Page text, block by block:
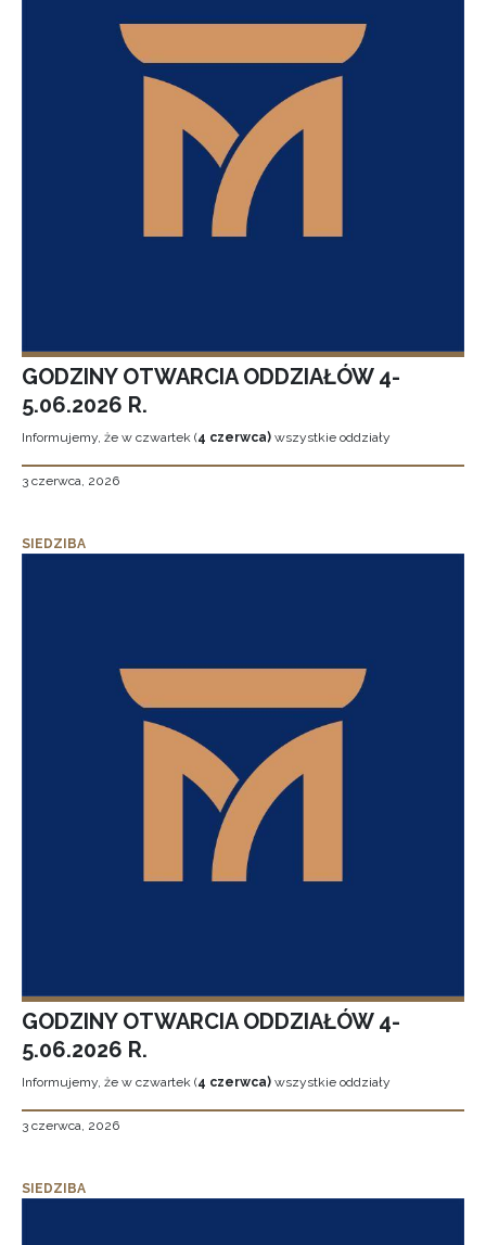
GODZINY OTWARCIA ODDZIAŁÓW 4-
5.06.2026 R.
Informujemy, że w czwartek (4 czerwca) wszystkie oddziały
3 czerwca, 2026
SIEDZIBA
GODZINY OTWARCIA ODDZIAŁÓW 4-
5.06.2026 R.
Informujemy, że w czwartek (4 czerwca) wszystkie oddziały
3 czerwca, 2026
SIEDZIBA